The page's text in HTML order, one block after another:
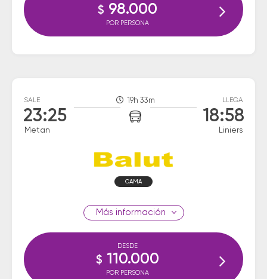
$ 98.000
POR PERSONA
SALE
23:25
Metan
19h 33m LLEGA
18:58
Liniers
CAMA
información
DESDE
$ 110.000
POR PERSONA